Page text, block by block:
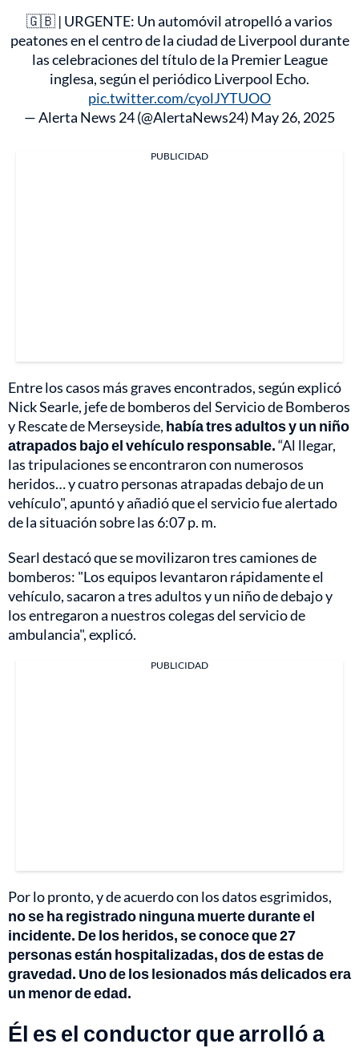
🇬🇧 | URGENTE: Un automóvil atropelló a varios
peatones en el centro de la ciudad de Liverpool durante
las celebraciones del título de la Premier League
inglesa, según el periódico Liverpool Echo.
pic.twitter.com/cyolJYTUOO
— Alerta News 24 (@AlertaNews24) May 26, 2025
PUBLICIDAD
Entre los casos más graves encontrados, según explicó
Nick Searle, jefe de bomberos del Servicio de Bomberos
y Rescate de Merseyside, había tres adultos y un niño
atrapados bajo el vehículo responsable.“Al llegar,
las tripulaciones se encontraron con numerosos
heridos… y cuatro personas atrapadas debajo de un
vehículo", apuntó y añadió que el servicio fue alertado
de la situación sobre las 6:07 p. m.
Searl destacó que se movilizaron tres camiones de
bomberos: "Los equipos levantaron rápidamente el
vehículo, sacaron a tres adultos y un niño de debajo y
los entregaron a nuestros colegas del servicio de
ambulancia", explicó.
PUBLICIDAD
Por lo pronto, y de acuerdo con los datos esgrimidos,
no se ha registrado ninguna muerte durante el
incidente. De los heridos, se conoce que 27
personas están hospitalizadas, dos de estas de
gravedad. Uno de los lesionados más delicados era
un menor de edad.
Él es el conductor que arrolló a